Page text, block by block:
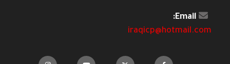
Email:
iraqicp@hotmail.com